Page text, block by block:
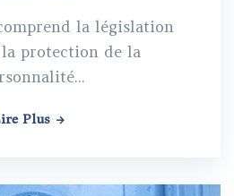
la législation
protection de la
Plus